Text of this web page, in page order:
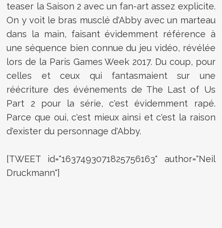
teaser la Saison 2 avec un fan-art assez explicite.
On y voit le bras musclé d'Abby avec un marteau
dans la main, faisant évidemment référence à
une séquence bien connue du jeu vidéo, révélée
lors de la Paris Games Week 2017. Du coup, pour
celles et ceux qui fantasmaient sur une
réécriture des événements de The Last of Us
Part 2 pour la série, c'est évidemment rapé.
Parce que oui, c'est mieux ainsi et c'est la raison
d'exister du personnage d'Abby.
[TWEET id="1637493071825756163" author="Neil
Druckmann"]